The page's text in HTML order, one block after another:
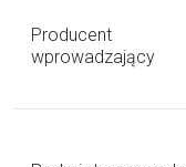
Producent
wprowadzający